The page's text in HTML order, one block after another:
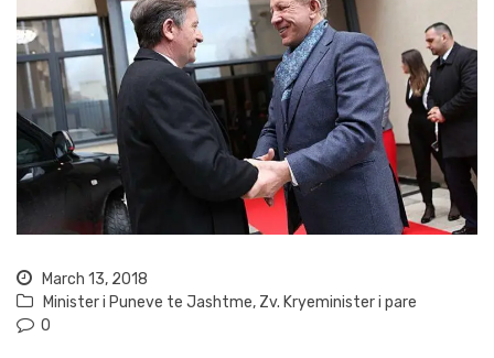
March 13, 2018
Minister i Puneve te Jashtme, Zv. Kryeminister i pare
0